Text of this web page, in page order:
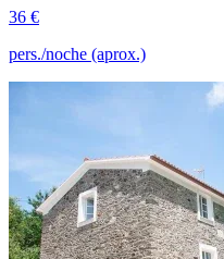
36 €
pers./noche (aprox.)